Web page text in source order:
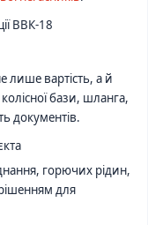
ВВК-18
лише вартість, а й
бази, шланга,
документів.
горючих рідин,
рішенням для